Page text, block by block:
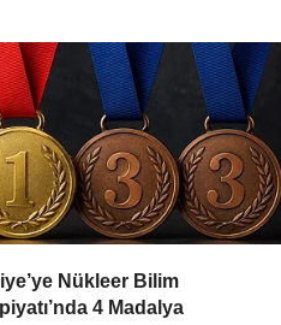
Nükleer Bilim
4 Madalya